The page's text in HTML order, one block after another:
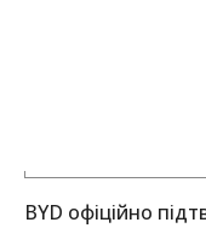
BYD офіційно